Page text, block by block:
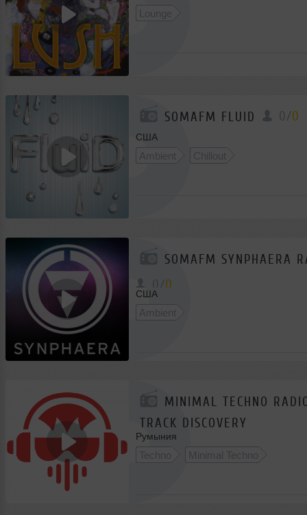
Lounge
SOMAFM FLUID 0/0
США
Ambient Chillout
SOMAFM SYNPHAERA
0
США
Ambient
MINIMAL TECHNO
TRACK DISCOVERY
0/0
Румыния
Techno Minimal Techno